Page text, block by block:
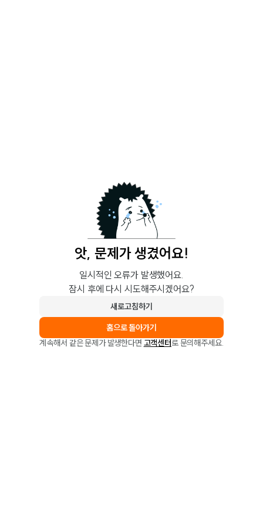
앗, 문제가 생겼어요!
일시적인 오류가 발생했어요.
잠시 후에 다시 시도해주시겠어요?
새로고침하기
홈으로 돌아가기
계속해서 같은 문제가 발생한다면 고객센터로 문의해주세요.